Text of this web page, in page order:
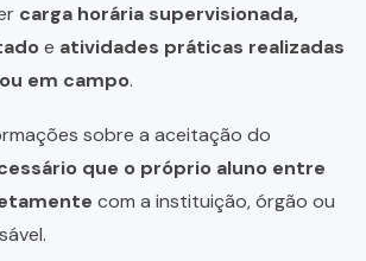
carga horária supervisionada,
e atividades práticas realizadas
em campo.
sobre a aceitação do
que o próprio aluno entre
com a instituição, órgão ou